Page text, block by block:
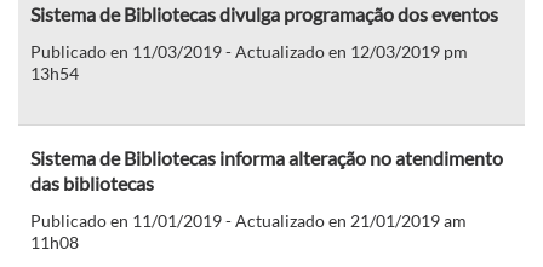
Sistema de Bibliotecas divulga programação dos eventos
Publicado en 11/03/2019 - Actualizado en 12/03/2019 pm
13h54
Sistema de Bibliotecas informa alteração no atendimento
das bibliotecas
Publicado en 11/01/2019 - Actualizado en 21/01/2019 am
11h08